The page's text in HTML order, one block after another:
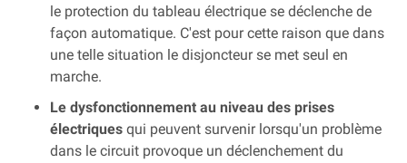
le protection du tableau électrique se déclenche de
façon automatique. C'est pour cette raison que dans
une telle situation le disjoncteur se met seul en
marche.
Le dysfonctionnement au niveau des prises
électriques qui peuvent survenir lorsqu'un problème
dans le circuit provoque un déclenchement du